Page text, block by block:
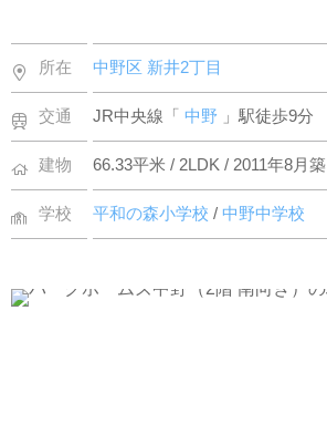
所在 中野区 新井2丁目
交通 JR中央線「中野 」駅徒歩9分
建物 66.33平米 / 2LDK / 2011年8月築
学校 平和の森小学校/中野中学校